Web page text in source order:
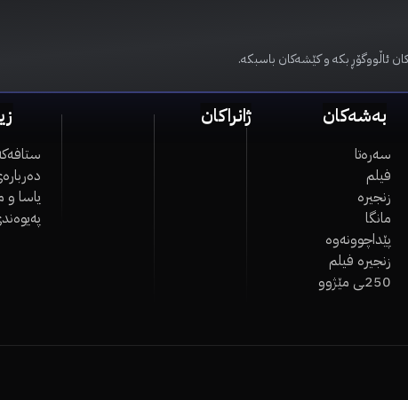
ئاڵووگۆڕ بکە و کێشەکان باسبکە.
بەشەکان
سەرەتا
فیلم
زنجیرە
مانگا
پێداچوونەوە
زنجیرە فیلم
250ـی مێژوو
ژانراکان
یاسا و